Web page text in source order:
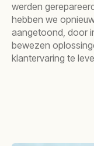
werden
hebben we
aangetoond, door
bewezen
klantervaring te